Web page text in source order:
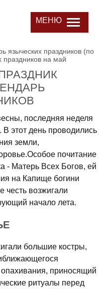
МЕНЮ
языческих праздников (по
праздников на май
последняя неделя
этот день проводились
земли,
почитание
- Матерь Всех Богов, ей
на Капище богини
честь возжигали
начало лета.
большие костры,
приносящий
ритуалы перед